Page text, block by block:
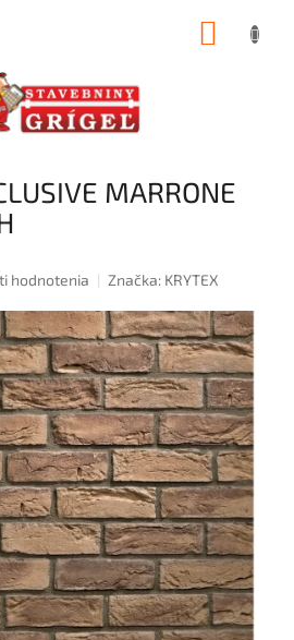
MARRONE
hodnotenia Značka: KRYTEX